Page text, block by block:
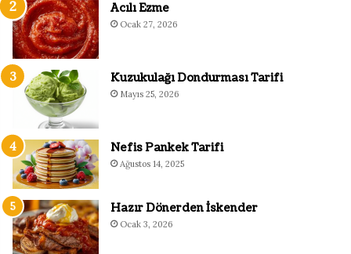
Acılı Ezme
Ocak 27, 2026
Kuzukulağı Dondurması Tarifi
Mayıs 25, 2026
Nefis Pankek Tarifi
Ağustos 14, 2025
Hazır Dönerden İskender
Ocak 3, 2026